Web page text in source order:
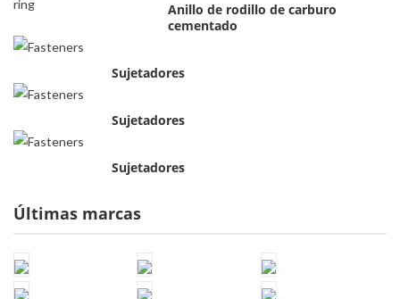
Anillo de rodillo de carburo
cementado
Sujetadores
Sujetadores
Sujetadores
Últimas marcas